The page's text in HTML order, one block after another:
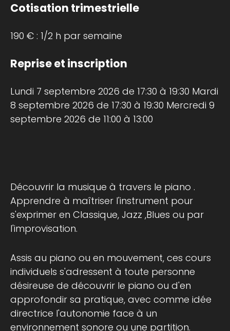
Cotisation trimestrielle
190 € : 1/2 h par semaine
Reprise et inscription
Lundi 7 septembre 2026 de 17:30 à 19:30 Mardi
8 septembre 2026 de 17:30 à 19:30 Mercredi 9
septembre 2026 de 11:00 à 13:00
Découvrir la musique à travers le piano .
Apprendre à maîtriser l'instrument pour
s'exprimer en Classique, Jazz ,Blues ou par
l'improvisation.
Assis au piano ou en mouvement, ces cours
individuels s'adressent à toute personne
désireuse de découvrir le piano ou d'en
approfondir sa pratique, avec comme idée
directrice l'autonomie face à un
environnement sonore ou une partition.